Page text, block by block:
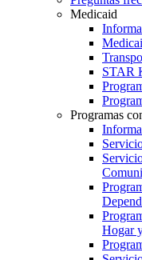
Medicaid
STAR
Programas
Hogar